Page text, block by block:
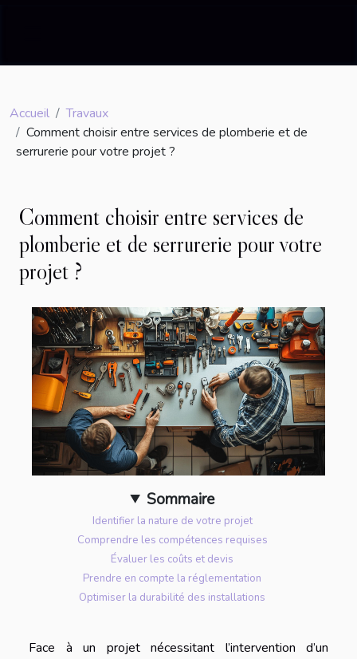
Accueil
Travaux
Comment choisir entre services de plomberie et de
serrurerie pour votre projet ?
Comment choisir entre services de
plomberie et de serrurerie pour votre
projet ?
Sommaire
Identifier la nature de votre projet
Comprendre les compétences requises
Évaluer les coûts et devis
Prendre en compte la réglementation
Optimiser la durabilité des installations
Face à un projet nécessitant l’intervention d’un